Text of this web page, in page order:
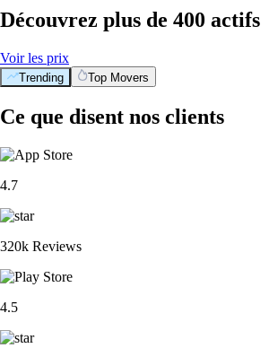
Découvrez plus de 400 actifs
Voir les prix
Trending Top Movers
Ce que disent nos clients
4.7
320k Reviews
4.5